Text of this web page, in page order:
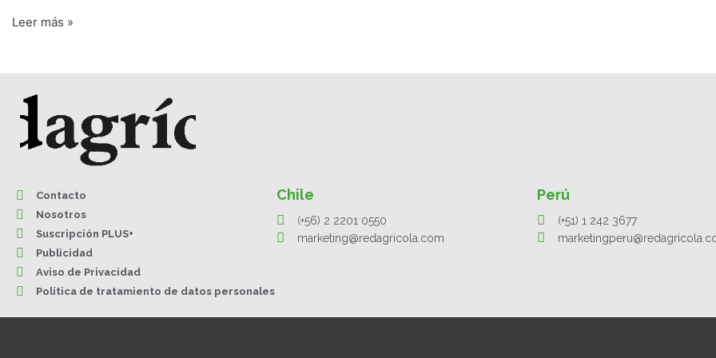
Leer más »
Contacto
Nosotros
Suscripción PLUS+
Publicidad
Aviso de Privacidad
Política de tratamiento de datos personales
Chile
(+56) 2 2201 0550
marketing@redagricola.com
Perú
(+51) 1 242 3677